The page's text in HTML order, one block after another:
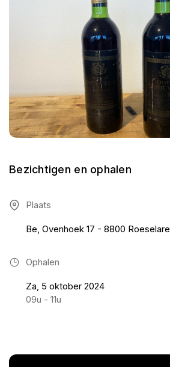
Bezichtigen en ophalen
Plaats
Be, Ovenhoek 17 - 8800 Roeselare
Ophalen
Za, 5 oktober 2024
09u - 11u